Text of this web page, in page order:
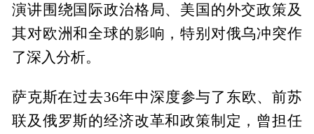
演讲围绕国际政治格局、美国的外交政策及
其对欧洲和全球的影响，特别对俄乌冲突作
了深入分析。
萨克斯在过去36年中深度参与了东欧、前苏
联及俄罗斯的经济改革和政策制定，曾担任